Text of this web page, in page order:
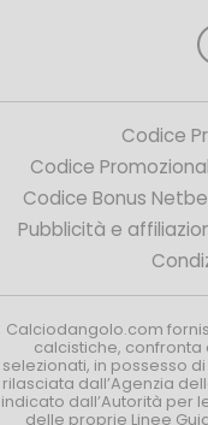
Codice
Codice
Codice Bonus
Pubblicità e
Calciodangolo.com
calcistiche, confronta
selezionati, in possesso
rilasciata dall’Agenzia
indicato dall’Autorità per
delle proprie Linee